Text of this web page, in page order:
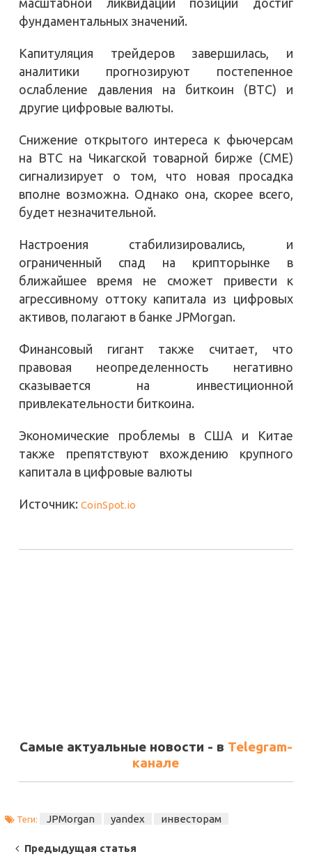
фундаментальных значений.
Капитуляция трейдеров завершилась, и
аналитики прогнозируют постепенное
ослабление давления на биткоин (BTC) и
другие цифровые валюты.
Снижение открытого интереса к фьючерсам
на BTC на Чикагской товарной бирже (CME)
сигнализирует о том, что новая просадка
вполне возможна. Однако она, скорее всего,
будет незначительной.
Настроения стабилизировались, и
ограниченный спад на крипторынке в
ближайшее время не сможет привести к
агрессивному оттоку капитала из цифровых
активов, полагают в банке JPMorgan.
Финансовый гигант также считает, что
правовая неопределенность негативно
сказывается на инвестиционной
привлекательности биткоина.
Экономические проблемы в США и Китае
также препятствуют вхождению крупного
капитала в цифровые валюты
Источник: CoinSpot.io
Самые актуальные новости - в Telegram-
канале
Теги: JPMorgan yandex инвесторам
Post
Предыдущая статья